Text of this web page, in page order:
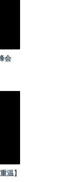
会
温】